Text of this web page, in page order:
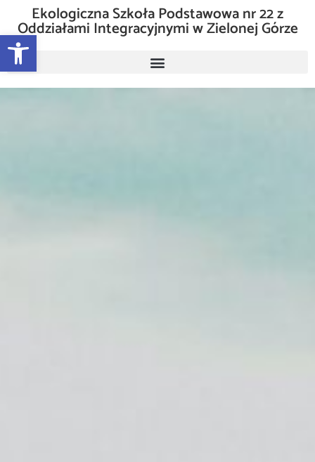
Otwórz pasek narzędzi
Ekologiczna Szkoła Podstawowa nr 22 z
Oddziałami Integracyjnymi w Zielonej Górze